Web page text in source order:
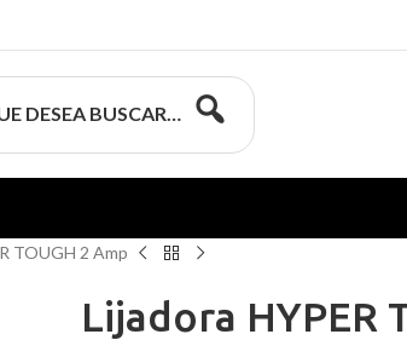
DESEA BUSCAR…
TOUGH 2 Amp
Lijadora HYPER